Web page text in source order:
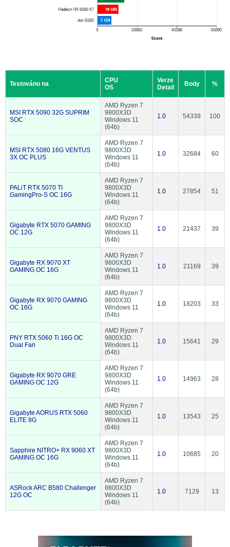
Testováno na
CPU
OS
Verze
Detail
Body %
MSI RTX 5090 32G SUPRIM
SOC
AMD Ryzen 7
9800X3D
Windows 11
(64b)
1.0 54339 100
MSI RTX 5080 16G VENTUS
3X OC PLUS
AMD Ryzen 7
9800X3D
Windows 11
(64b)
1.0 32684 60
PALiT RTX 5070 TI
GamingPro-S OC 16G
AMD Ryzen 7
9800X3D
Windows 11
(64b)
1.0 27854 51
Gigabyte RTX 5070 GAMING
OC 12G
AMD Ryzen 7
9800X3D
Windows 11
(64b)
1.0 21437 39
Gigabyte RX 9070 XT
GAMING OC 16G
AMD Ryzen 7
9800X3D
Windows 11
(64b)
1.0 21169 39
Gigabyte RX 9070 GAMING
OC 16G
AMD Ryzen 7
9800X3D
Windows 11
(64b)
1.0 18203 33
PNY RTX 5060 Ti 16G OC
Dual Fan
AMD Ryzen 7
9800X3D
Windows 11
(64b)
1.0 15641 29
Gigabyte RX 9070 GRE
GAMING OC 12G
AMD Ryzen 7
9800X3D
Windows 11
(64b)
1.0 14963 28
Gigabyte AORUS RTX 5060
ELITE 8G
AMD Ryzen 7
9800X3D
Windows 11
(64b)
1.0 13543 25
Sapphire NITRO+ RX 9060 XT
GAMING OC 16G
AMD Ryzen 7
9800X3D
Windows 11
(64b)
1.0 10685 20
ASRock ARC B580 Challenger
12G OC
AMD Ryzen 7
9800X3D
Windows 11
(64b)
1.0 7129 13